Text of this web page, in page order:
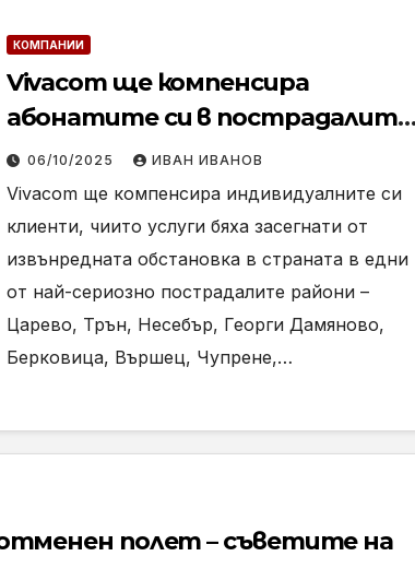
КОМПАНИИ
Vivacom ще компенсира
абонатите си в пострадалите
от наводненията райони
06/10/2025 ИВАН ИВАНОВ
Vivacom ще компенсира индивидуалните си
клиенти, чиито услуги бяха засегнати от
извънредната обстановка в страната в едни
от най-сериозно пострадалите райони –
Царево, Трън, Несебър, Георги Дамяново,
Берковица, Вършец, Чупрене,…
отменен полет – съветите на